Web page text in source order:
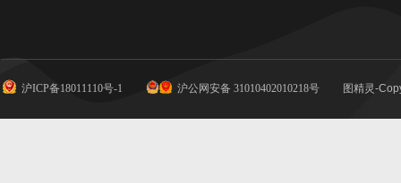
沪ICP备18011110号-1 沪公网安备 31010402010218号 图精灵-